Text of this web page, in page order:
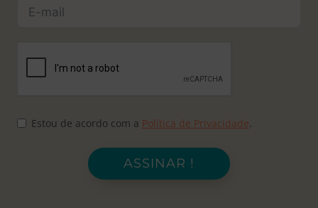
Estou de acordo com a Política de Privacidade.
ASSINAR !